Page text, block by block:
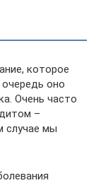
которое
оно
Очень часто
–
случае мы